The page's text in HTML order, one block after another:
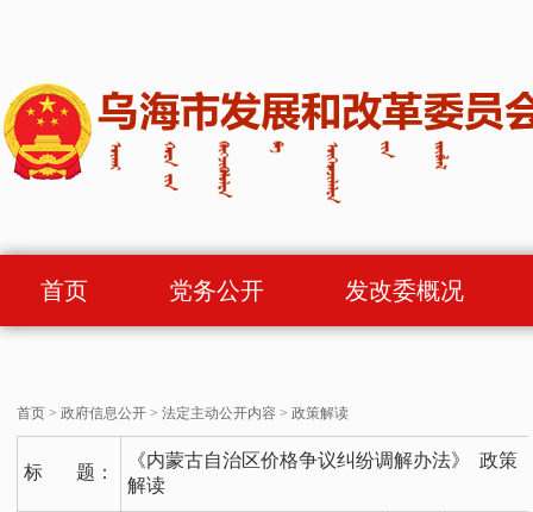
首页 党务公开 发改委概况
首页 >政府信息公开 >法定主动公开内容 >政策解读
标 题：
《内蒙古自治区价格争议纠纷调解办法》 政策
解读